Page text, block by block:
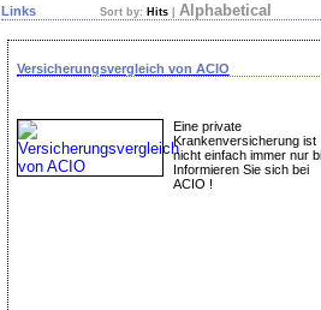
Links Sort by: Hits| Alphabetical
Versicherungsvergleich von ACIO
Eine private
Krankenversicherung ist
nicht einfach immer nur
Informieren Sie sich bei
ACIO !